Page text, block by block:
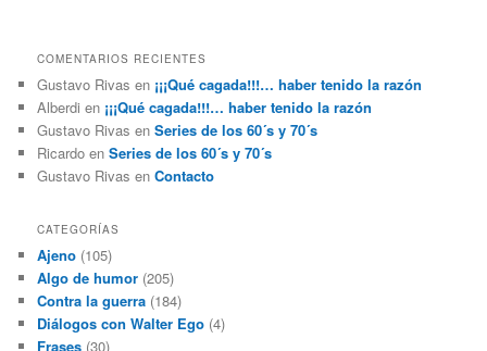
COMENTARIOS RECIENTES
Gustavo Rivas en ¡¡¡Qué cagada!!!… haber tenido la razón
Alberdi en ¡¡¡Qué cagada!!!… haber tenido la razón
Gustavo Rivas enSeries de los 60´s y 70´s
Ricardo enSeries de los 60´s y 70´s
Gustavo Rivas enContacto
CATEGORÍAS
Ajeno (105)
Algo de humor (205)
Contra la guerra (184)
Diálogos con Walter Ego (4)
Frases (30)